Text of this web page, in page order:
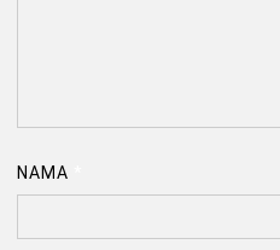
NAMA